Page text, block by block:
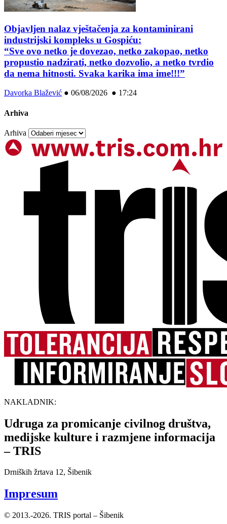
Objavljen nalaz vještačenja za kontaminirani
industrijski kompleks u Gospiću:
“Sve ovo netko je dovezao, netko zakopao, netko
propustio nadzirati, netko dozvolio, a netko tvrdio
da nema hitnosti. Svaka karika ima ime!!!”
Davorka Blažević ● 06/08/2026 ● 17:24
Arhiva
Arhiva
NAKLADNIK:
Udruga za promicanje civilnog društva,
medijske kulture i razmjene informacija
– TRIS
Drniških žrtava 12, Šibenik
Impresum
© 2013.-2026. TRIS portal – Šibenik